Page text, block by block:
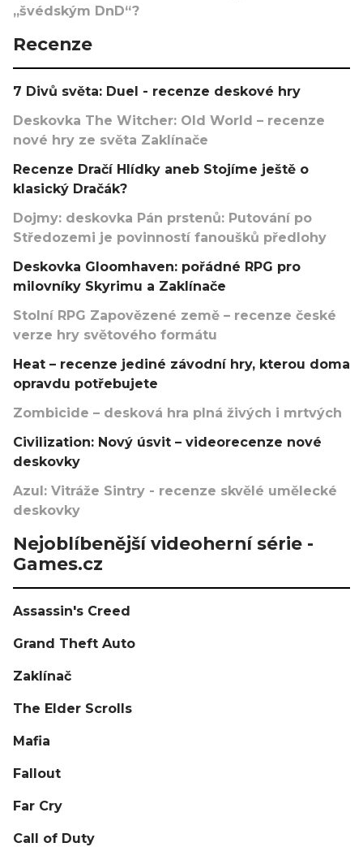
„švédským DnD“?
Recenze
7 Divů světa: Duel - recenze deskové hry
Deskovka The Witcher: Old World – recenze
nové hry ze světa Zaklínače
Recenze Dračí Hlídky aneb Stojíme ještě o
klasický Dračák?
Dojmy: deskovka Pán prstenů: Putování po
Středozemi je povinností fanoušků předlohy
Deskovka Gloomhaven: pořádné RPG pro
milovníky Skyrimu a Zaklínače
Stolní RPG Zapovězené země – recenze české
verze hry světového formátu
Heat – recenze jediné závodní hry, kterou doma
opravdu potřebujete
Zombicide – desková hra plná živých i mrtvých
Civilization: Nový úsvit – videorecenze nové
deskovky
Azul: Vitráže Sintry - recenze skvělé umělecké
deskovky
Nejoblíbenější videoherní série -
Games.cz
Assassin's Creed
Grand Theft Auto
Zaklínač
The Elder Scrolls
Mafia
Fallout
Far Cry
Call of Duty